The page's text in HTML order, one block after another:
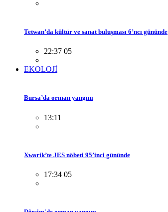
Tetwan’da kültür ve sanat buluşması 6’ncı gününde
22:37 05
EKOLOJİ
Bursa’da orman yangını
13:11
Xwarik’te JES nöbeti 95’inci gününde
17:34 05